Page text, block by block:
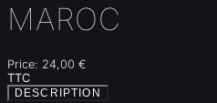
MAROC
Price: 24,00 €
TTC
DESCRIPTION